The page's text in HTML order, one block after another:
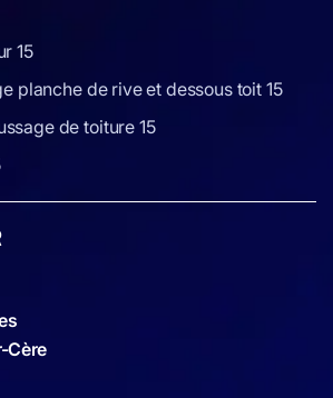
15
planche de rive et dessous toit 15
de toiture 15
Cère